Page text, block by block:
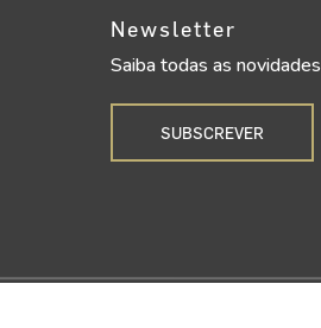
Newsletter
Saiba todas as novidades
SUBSCREVER